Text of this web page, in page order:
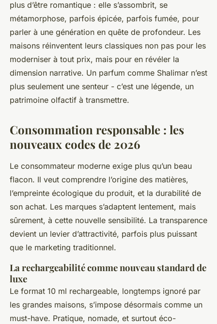
plus d’être romantique : elle s’assombrit, se
métamorphose, parfois épicée, parfois fumée, pour
parler à une génération en quête de profondeur. Les
maisons réinventent leurs classiques non pas pour les
moderniser à tout prix, mais pour en révéler la
dimension narrative. Un parfum comme Shalimar n’est
plus seulement une senteur - c’est une légende, un
patrimoine olfactif à transmettre.
Consommation responsable : les
nouveaux codes de 2026
Le consommateur moderne exige plus qu’un beau
flacon. Il veut comprendre l’origine des matières,
l’empreinte écologique du produit, et la durabilité de
son achat. Les marques s’adaptent lentement, mais
sûrement, à cette nouvelle sensibilité. La transparence
devient un levier d’attractivité, parfois plus puissant
que le marketing traditionnel.
La rechargeabilité comme nouveau standard de
luxe
Le format 10 ml rechargeable, longtemps ignoré par
les grandes maisons, s’impose désormais comme un
must-have. Pratique, nomade, et surtout éco-